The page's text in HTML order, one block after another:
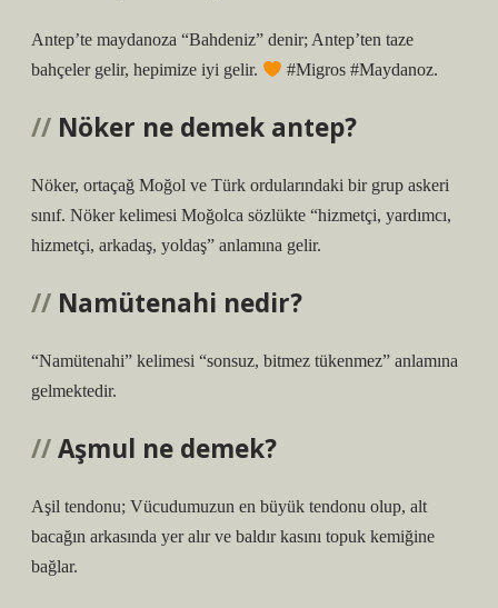
Antep’te maydanoza “Bahdeniz” denir; Antep’ten taze
bahçeler gelir, hepimize iyi gelir.
#Migros #Maydanoz.
Nöker ne demek antep?
Nöker, ortaçağ Moğol ve Türk ordularındaki bir grup askeri
sınıf. Nöker kelimesi Moğolca sözlükte “hizmetçi, yardımcı,
hizmetçi, arkadaş, yoldaş” anlamına gelir.
Namütenahi nedir?
“Namütenahi” kelimesi “sonsuz, bitmez tükenmez” anlamına
gelmektedir.
Aşmul ne demek?
Aşil tendonu; Vücudumuzun en büyük tendonu olup, alt
bacağın arkasında yer alır ve baldır kasını topuk kemiğine
bağlar.